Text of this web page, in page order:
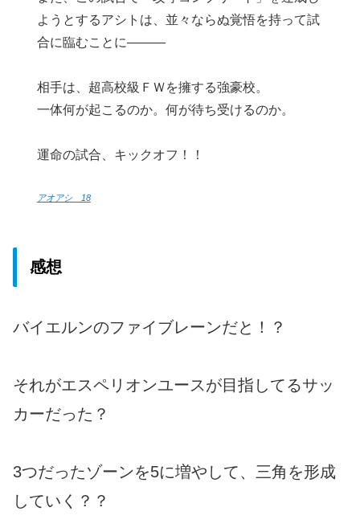
ようとするアシトは、並々ならぬ覚悟を持って試
合に臨むことに―――
相手は、超高校級ＦＷを擁する強豪校。
一体何が起こるのか。何が待ち受けるのか。
運命の試合、キックオフ！！
アオアシ 18
感想
バイエルンのファイブレーンだと！？
それがエスペリオンユースが目指してるサッ
カーだった？
3つだったゾーンを5に増やして、三角を形成
していく？？